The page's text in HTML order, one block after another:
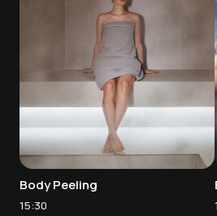
Body Peeling
15:30